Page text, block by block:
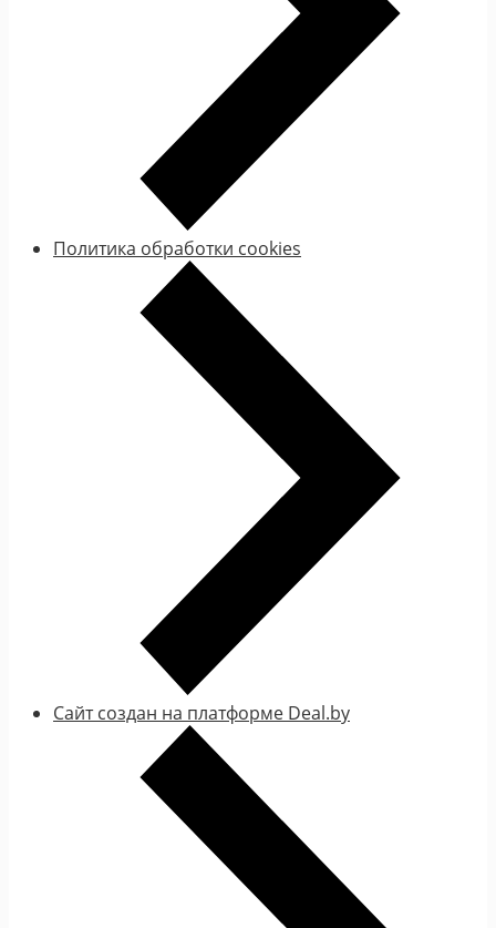
Политика обработки cookies
Сайт создан на платформе Deal.by